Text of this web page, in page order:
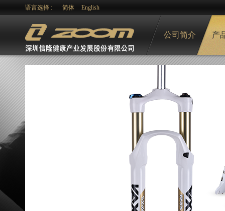
语言选择 : 简体 English
公司简介 产